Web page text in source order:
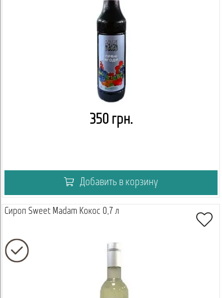
350 грн.
Добавить в корзину
Сироп Sweet Madam Кокос 0,7 л